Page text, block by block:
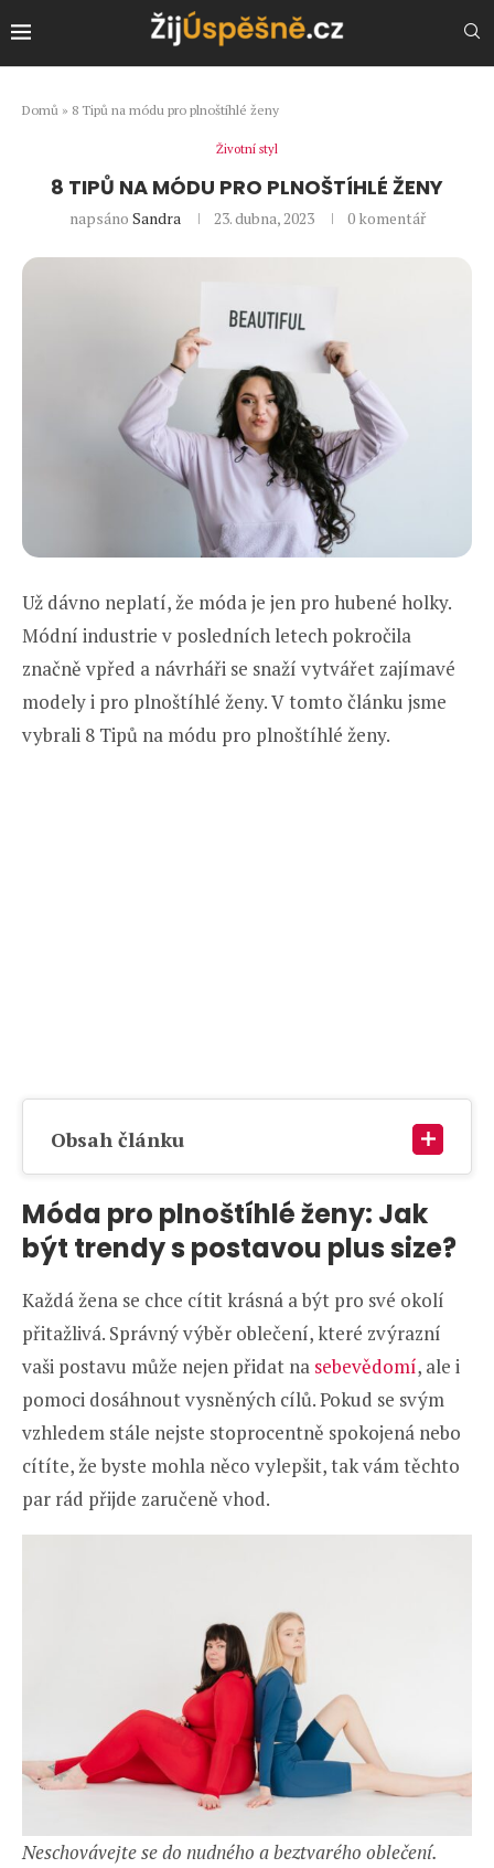
Domů » 8 Tipů na módu pro plnoštíhlé ženy
Životní styl
8 TIPŮ NA MÓDU PRO PLNOŠTÍHLÉ ŽENY
napsáno Sandra 23. dubna, 2023 0 komentář
Už dávno neplatí, že móda je jen pro hubené holky.
Módní industrie v posledních letech pokročila
značně vpřed a návrháři se snaží vytvářet zajímavé
modely i pro plnoštíhlé ženy. V tomto článku jsme
vybrali 8 Tipů na módu pro plnoštíhlé ženy.
Obsah článku
Móda pro plnoštíhlé ženy: Jak
být trendy s postavou plus size?
Každá žena se chce cítit krásná a být pro své okolí
přitažlivá. Správný výběr oblečení, které zvýrazní
vaši postavu může nejen přidat na sebevědomí, ale i
pomoci dosáhnout vysněných cílů. Pokud se svým
vzhledem stále nejste stoprocentně spokojená nebo
cítíte, že byste mohla něco vylepšit, tak vám těchto
par rád přijde zaručeně vhod.
Neschovávejte se do nudného a beztvarého oblečení.